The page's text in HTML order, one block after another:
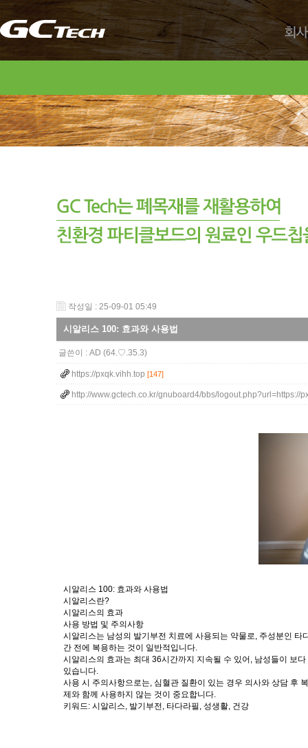
회사
작성일 : 25-09-01 05:49
시알리스 100: 효과와 사용법
글쓴이 : AD (64.♡.35.3)
https://pxqk.vihh.top [147]
http://www.gctech.co.kr/gnuboard4/bbs/logout.php?url=https://
시알리스 100: 효과와 사용법
시알리스란?
시알리스의 효과
사용 방법 및 주의사항
시알리스는 남성의 발기부전 치료에 사용되는 약물로, 주성분인
간 전에 복용하는 것이 일반적입니다.
시알리스의 효과는 최대 36시간까지 지속될 수 있어, 남성들이 보
있습니다.
사용 시 주의사항으로는, 심혈관 질환이 있는 경우 의사와 상담 후
제와 함께 사용하지 않는 것이 중요합니다.
키워드: 시알리스, 발기부전, 타다라필, 성생활, 건강